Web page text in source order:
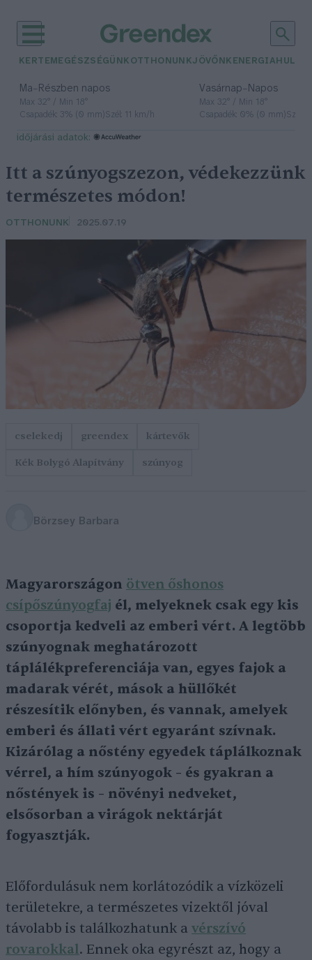
KERTEM EGÉSZSÉGÜNK OTTHONUNKJÖVŐNK ENERGIA
Ma– Részben napos
Max 32° / Min 18°
Csapadék: 3% (0 mm)Szél: 11 km/h
Vasárnap– Napos
Max 32° / Min 18°
Csapadék: 0% (0 mm)Szél:
időjárási adatok:
Itt a szúnyogszezon, védekezzünk
természetes módon!
OTTHONUNK 2025.07.19
cselekedj greendex
kártevők
Kék Bolygó Alapítvány
szúnyog
Börzsey Barbara
Magyarországon ötven őshonos
csípőszúnyogfaj él, melyeknek csak egy kis
csoportja kedveli az emberi vért. A legtöbb
szúnyognak meghatározott
táplálékpreferenciája van, egyes fajok a
madarak vérét, mások a hüllőkét
részesítik előnyben, és vannak, amelyek
emberi és állati vért egyaránt szívnak.
Kizárólag a nőstény egyedek táplálkoznak
vérrel, a hím szúnyogok – és gyakran a
nőstények is – növényi nedveket,
elsősorban a virágok nektárját
fogyasztják.
Előfordulásuk nem korlátozódik a vízközeli
területekre, a természetes vizektől jóval
távolabb is találkozhatunk a vérszívó
rovarokkal. Ennek oka egyrészt az, hogy a